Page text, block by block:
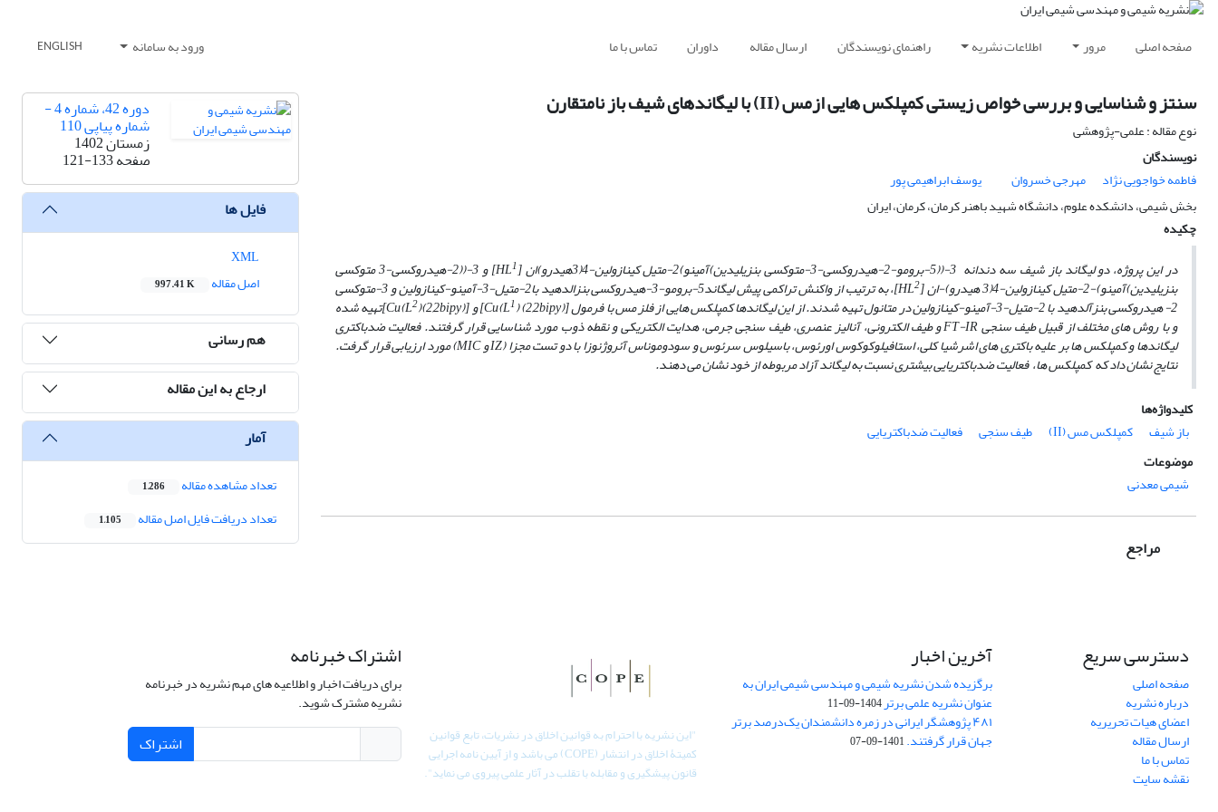
صفحه اصلی مرور اطلاعات نشریه راهنمای نویسندگان ارسال مقاله داوران تماس با ما ورود به سامانه ENGLISH
سنتز و شناسایی و بررسی خواص زیستی کمپلکس هایی ازمس (II) با لیگاندهای شیف باز نامتقارن
نوع مقاله : علمی-پژوهشی
نویسندگان
فاطمه خواجویی نژاد
مهرجی خسروان
یوسف ابراهیمی پور
بخش شیمی، دانشکده علوم، دانشگاه شهید باهنر کرمان، کرمان، ایران
چکیده
در این پروژه، دو لیگاند باز شیف سه دندانه 3-((5-برومو-2-هیدروکسی-3-متوکسی بنزیلیدین)آمینو)2-متیل کینازولین-4(3هیدرو)ان [
HL1 ] و 3-((2-هیدروکسی-3 متوکسی
بنزیلیدین)آمینو)-2-متیل کینازولین-4(3 هیدرو)-ان [ HL2 ]،به ترتیب از واکنش تراکمی پیش لیگاند5-برومو-3-هیدروکسی بنزالدهید با2-متیل-3-آمینو-کینازولین و 3-متوکسی
2- هیدروکسی بنزآلدهید با 2-متیل-3-آمینو-کینازولین در متانول تهیه شدند. از این لیگاندها کمپلکس ­هایی از فلز مس با فرمول [Cu(L
1) (2,2bipy)] و[Cu(L
2)(2,2bipy)] تهیه شده
و با روش­ های مختلف از قبیل طیف سنجیFT-IRو طیف الکترونی، آنالیز عنصری،طیف سنجی جرمی،هدایت الکتریکی و نقطه ذوب مورد شناسایی قرار گرفتند.فعالیت ضدباکتری
لیگاندها و کمپلکس ­ها بر علیه باکتری­ های اشرشیا کلی، استافیلوکوکوس اورئوس، باسیلوس سرئوس و سودوموناس آئروژنوزا با دو تست مجزا (IZوMIC) مورد ارزیابی قرار گرفت.
نتایج نشان داد کهکمپلکس­ ها، فعالیت ضدباکتریاییبیشتری نسبت به لیگاند آزاد مربوطه از خود نشان می ­دهند.
کلیدواژه‌ها
باز شیف
کمپلکس مس (II) طیف سنجی
فعالیت ضدباکتریایی
موضوعات
شیمی معدنی
مراجع
دوره 42، شماره 4 -
شماره پیاپی 110
زمستان 1402
صفحه121-133
فایل ها
اصل مقاله
997.41 K
هم رسانی
ارجاع به این مقاله
آمار
تعداد مشاهده مقاله 1,286
تعداد دریافت فایل اصل مقاله 1,105
دسترسی سریع
صفحه اصلی
درباره نشریه
اعضای هیات تحریریه
ارسال مقاله
تماس با ما
نقشه سایت
آخرین اخبار
برگزیده شدن نشریه شیمی و مهندسی شیمی ایران به
عنوان نشریه علمی برتر1404-09-11
۴۸۱ پژوهشگر ایرانی در زمره دانشمندان یک‌درصد برتر
جهان قرار گرفتند.1401-09-07
"این نشریه با احترام به قوانین اخلاق در نشریات، تابع قوانین
کمیتۀ اخلاق در انتشار (COPE) می باشد و از آیین نامه اجرایی
قانون پیشگیری و مقابله با تقلب در آثار علمی پیروی می نماید".
اشتراک خبرنامه
برای دریافت اخبار و اطلاعیه های مهم نشریه در خبرنامه
نشریه مشترک شوید.
اشتراک